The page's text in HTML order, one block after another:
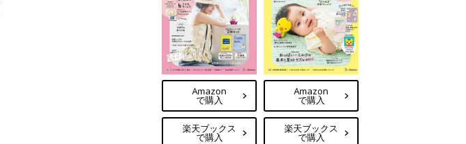
Amazon
で購入
楽天ブックス
で購入
Amazon
で購入
楽天ブックス
で購入